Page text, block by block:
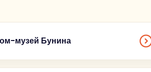
музей Бунина